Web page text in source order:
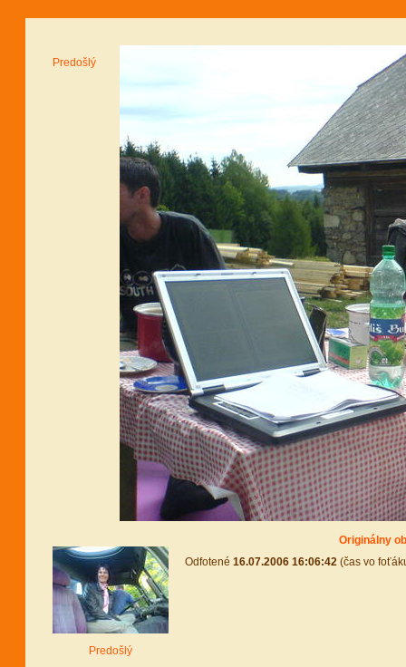
Predošlý
Originálny
Predošlý
Odfotené 16.07.2006 16:06:42(čas vo